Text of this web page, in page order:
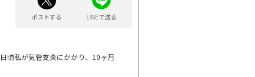
ポストする LINEで送る
頃私が気管支炎にかかり、10ヶ月